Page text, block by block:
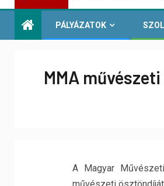
PÁLYÁZATOK
MMA
A Magyar